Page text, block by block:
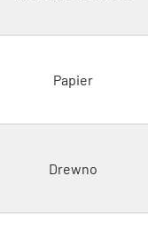
Papier
Drewno